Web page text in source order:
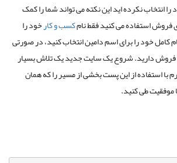
انتخاب نکرده اید این نکته می تواند شما را کمک
فروش استفاده می کنید فقط نامکسب و کارخود را
کامل خود را برای اسم دامین انتخاب کنید، در صورتی
فروش دارید. شروع یک سایت جدید یک تلاش بسیار
با استفاده از این پست بخشی از مسیر را که همان
موفقیت طی کنید.